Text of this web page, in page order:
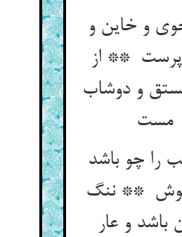
و خاین و
** از
و دوشاب
مست
را چو باشد
** ننگ
باشد و عار